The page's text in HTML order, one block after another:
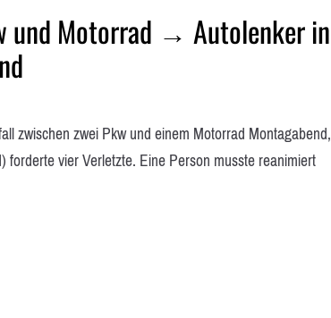
und Motorrad → Autolenker in
zwischen zwei Pkw und einem Motorrad Montagabend,
vier Verletzte. Eine Person musste reanimiert